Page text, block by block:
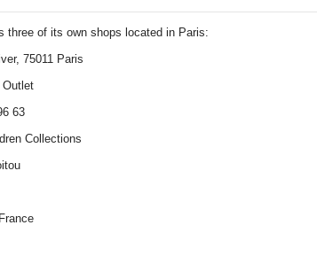
three of its own shops located in Paris:
75011 Paris
Outlet
63
Collections